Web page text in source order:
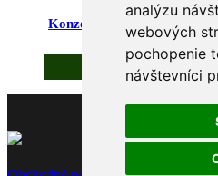
analýzu
webových
pochopenie
návštevníci
Konzola GINO – čierna –
7,00